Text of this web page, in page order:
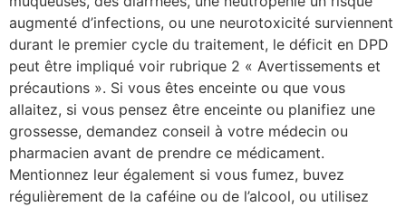
augmenté d’infections, ou une neurotoxicité surviennent
durant le premier cycle du traitement, le déficit en DPD
peut être impliqué voir rubrique 2 « Avertissements et
précautions ». Si vous êtes enceinte ou que vous
allaitez, si vous pensez être enceinte ou planifiez une
grossesse, demandez conseil à votre médecin ou
pharmacien avant de prendre ce médicament.
Mentionnez leur également si vous fumez, buvez
régulièrement de la caféine ou de l’alcool, ou utilisez